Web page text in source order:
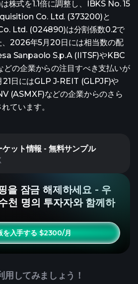
株式を1.1倍に調整し、IBKS No. 15
Co. Ltd. (373200)と
Ltd. (024890)は分割係数0.2で
、2026年5月20日には相当数の配
Sanpaolo S.p.A (IITSF)やKBC
の企業からの注目すべき支払いが
日にはGLP J-REIT (GLPJF)や
(ASMXF)などの企業からのさら
ています。
ケット情報 - 無料サンプル
을 잠금 해제하세요 - 우
천 명의 투자자와 함께하
を入手する $2300/月
用してみましょう！